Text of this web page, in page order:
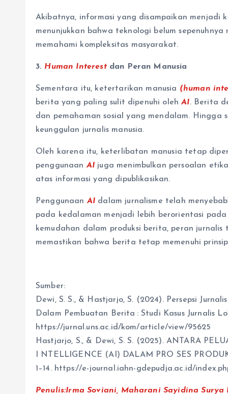
Akibatnya, informasi yang disampaikan menjadi
menunjukkan bahwa teknologi belum
memahami kompleksitas masyarakat.
3. Human Interestdan Peran Manusia
Sementara itu, ketertarikan manusia (human
berita yang paling sulit dipenuhi olehAI. Berita
dan pemahaman sosial yang mendalam. Hingga
keunggulan jurnalis manusia.
Oleh karena itu, keterlibatan manusia tetap
penggunaan AI juga menimbulkan persoalan
atas informasi yang dipublikasikan.
Penggunaan AI dalam jurnalisme telah
pada kedalaman menjadi lebih berorientasi
kemudahan dalam produksi berita, peran
memastikan bahwa berita tetap memenuhi
Sumber:
Dewi, S. S., & Hastjarjo, S. (2024). Persepsi
Dalam Pembuatan Berita : Studi Kasus Jurnalis
https://jurnal.uns.ac.id/kom/article/view/95625
Hastjarjo, S., & Dewi, S. S. (2025). ANTARA
I NTELLIGENCE (AI) DALAM PRO SES
1–14. https://e-journal.iahn-gdepudja.ac.id/
Penulis:Irma Soviani, Maharani Sayidina